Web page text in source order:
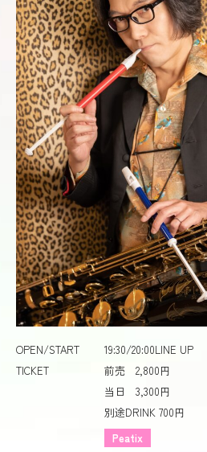
OPEN/START 19:30/20:00LINE UP
TICKET
前売 2,800円
当日 3,300円
別途DRINK 700円
Peatix